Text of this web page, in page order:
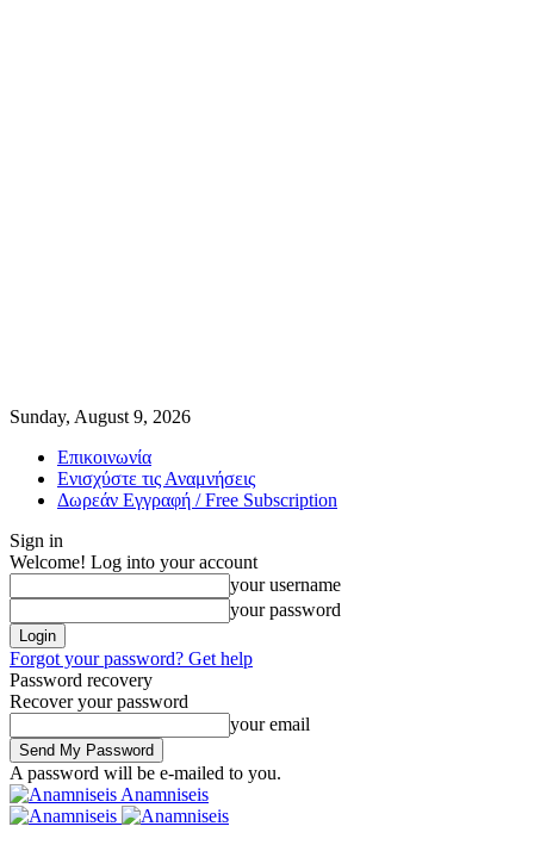
Sunday, August 9, 2026
Επικοινωνία
Ενισχύστε τις Αναμνήσεις
Δωρεάν Εγγραφή / Free Subscription
Sign in
Welcome! Log into your account
your username
your password
Forgot your password? Get help
Password recovery
Recover your password
your email
A password will be e-mailed to you.
Anamniseis